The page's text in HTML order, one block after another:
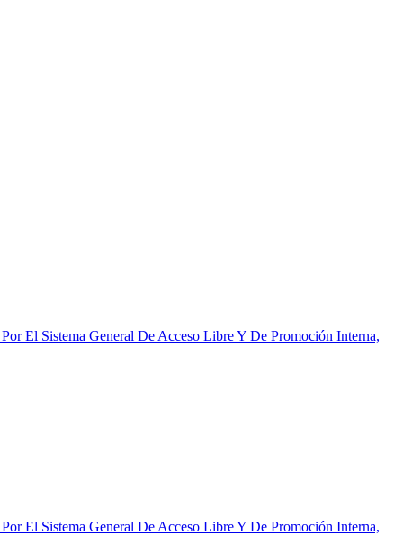
El Sistema General De Acceso Libre Y De Promoción Interna,
El Sistema General De Acceso Libre Y De Promoción Interna,